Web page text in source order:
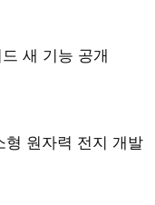
새 기능 공개
형 원자력 전지 개발